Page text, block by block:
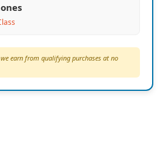
earn from qualifying purchases at no